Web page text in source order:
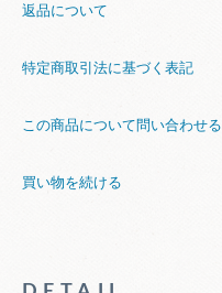
返品について
特定商取引法に基づく表記
この商品について問い合わせる
買い物を続ける